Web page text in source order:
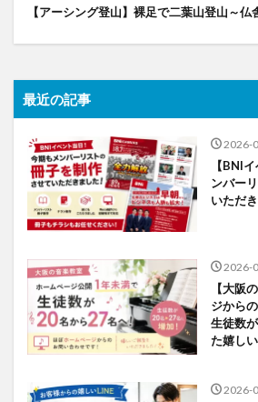
【アーシング登山】裸足で二葉山登山～仏
最近の記事
2026-
【BNI
ンバー
いただ
2026-
【大阪
ジから
生徒数
た嬉し
2026-